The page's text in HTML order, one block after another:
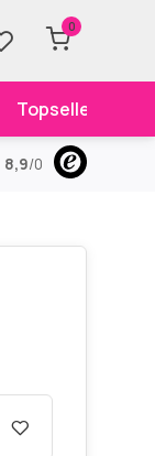
0
Topseller
ab 59€
8,9/0